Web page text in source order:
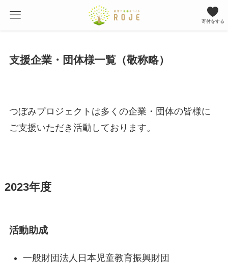
寄付をする
支援企業・団体様一覧（敬称略）
つぼみプロジェクトは多くの企業・団体の皆様に
ご支援いただき活動しております。
2023年度
活動助成
一般財団法人日本児童教育振興財団